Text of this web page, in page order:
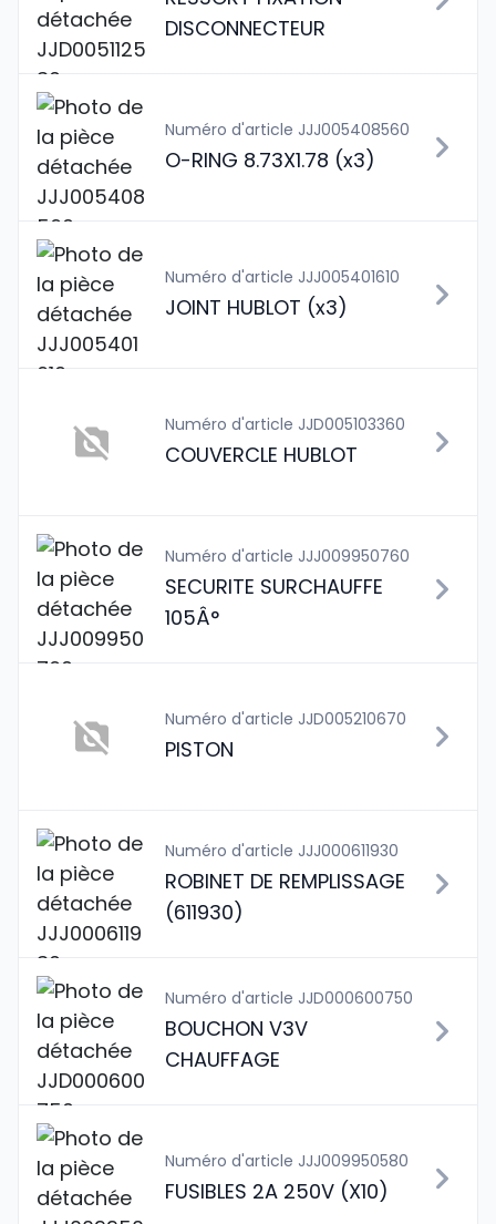
DISCONNECTEUR
Numéro d'article JJJ005408560
O-RING 8.73X1.78 (x3)
Numéro d'article JJJ005401610
JOINT HUBLOT (x3)
Numéro d'article JJD005103360
COUVERCLE HUBLOT
Numéro d'article JJJ009950760
SECURITE SURCHAUFFE
105Â°
Numéro d'article JJD005210670
PISTON
Numéro d'article JJJ000611930
ROBINET DE REMPLISSAGE
(611930)
Numéro d'article JJD000600750
BOUCHON V3V
CHAUFFAGE
Numéro d'article JJJ009950580
FUSIBLES 2A 250V (X10)